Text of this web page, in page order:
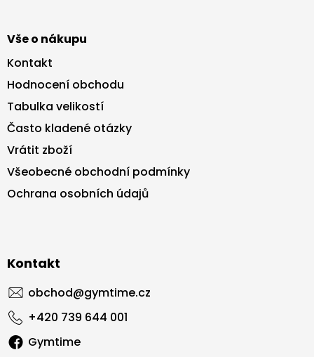
Vše o nákupu
Kontakt
Hodnocení obchodu
Tabulka velikostí
Často kladené otázky
Vrátit zboží
Všeobecné obchodní podmínky
Ochrana osobních údajů
Kontakt
obchod@gymtime.cz
+420 739 644 001
Gymtime